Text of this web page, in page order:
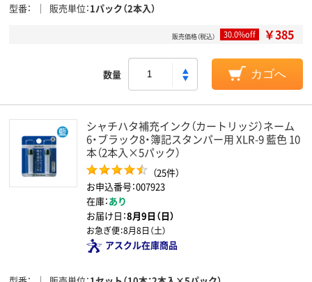
型番 販売単位 1パック（2本入）
販売価格（税込） 30.0%off ￥385
数量 カゴへ
シャチハタ補充インク（カートリッジ）ネーム
6・ブラック8・簿記スタンパー用 XLR-9 藍色 10
本（2本入×5パック）
（25件）
お申込番号：007923
在庫：あり
お届け日：8月9日（日）
お急ぎ便：8月8日（土）
アスクル在庫商品